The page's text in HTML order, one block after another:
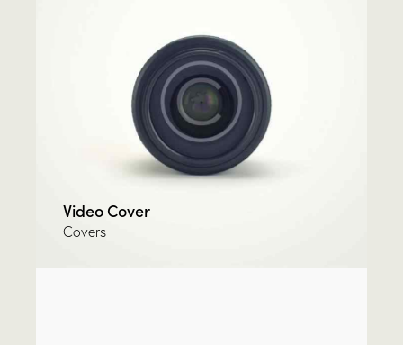
Video Cover
Covers